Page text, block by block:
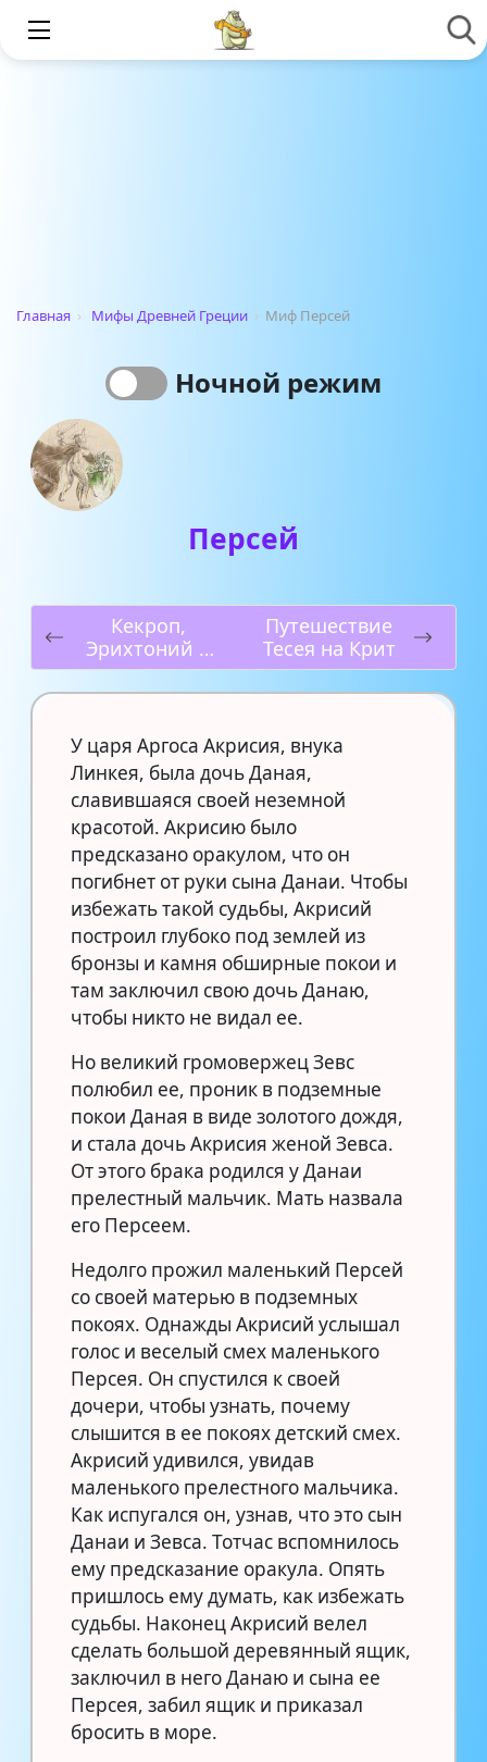
Главная › Мифы Древней Греции › Миф Персей
Ночной режим
Персей
Кекроп,
Эрихтоний и
Эрехтей
Путешествие
Тесея на Крит
У царя Аргоса Акрисия, внука
Линкея, была дочь Даная,
славившаяся своей неземной
красотой. Акрисию было
предсказано оракулом, что он
погибнет от руки сына Данаи. Чтобы
избежать такой судьбы, Акрисий
построил глубоко под землей из
бронзы и камня обширные покои и
там заключил свою дочь Данаю,
чтобы никто не видал ее.
Но великий громовержец Зевс
полюбил ее, проник в подземные
покои Даная в виде золотого дождя,
и стала дочь Акрисия женой Зевса.
От этого брака родился у Данаи
прелестный мальчик. Мать назвала
его Персеем.
Недолго прожил маленький Персей
со своей матерью в подземных
покоях. Однажды Акрисий услышал
голос и веселый смех маленького
Персея. Он спустился к своей
дочери, чтобы узнать, почему
слышится в ее покоях детский смех.
Акрисий удивился, увидав
маленького прелестного мальчика.
Как испугался он, узнав, что это сын
Данаи и Зевса. Тотчас вспомнилось
ему предсказание оракула. Опять
пришлось ему думать, как избежать
судьбы. Наконец Акрисий велел
сделать большой деревянный ящик,
заключил в него Данаю и сына ее
Персея, забил ящик и приказал
бросить в море.